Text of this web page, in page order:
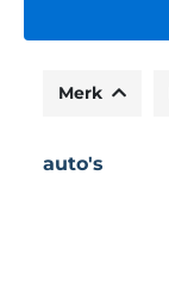
Merk
auto's